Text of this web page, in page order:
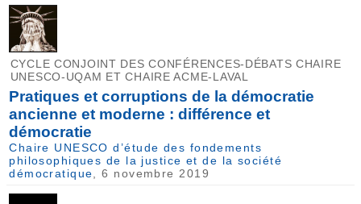
CYCLE CONJOINT DES CONFÉRENCES-DÉBATS CHAIRE
UNESCO-UQAM ET CHAIRE ACME-LAVAL
Pratiques et corruptions de la démocratie
ancienne et moderne : différence et
démocratie
Chaire UNESCO d’étude des fondements
philosophiques de la justice et de la société
démocratique , 6 novembre 2019